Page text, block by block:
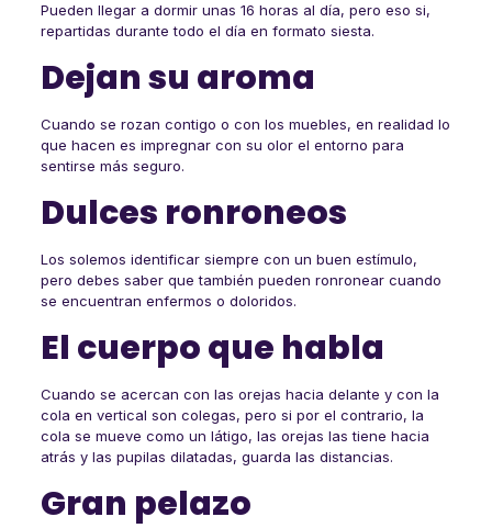
Pueden llegar a dormir unas 16 horas al día, pero eso si,
repartidas durante todo el día en formato siesta.
Dejan su aroma
Cuando se rozan contigo o con los muebles, en realidad lo
que hacen es impregnar con su olor el entorno para
sentirse más seguro.
Dulces ronroneos
Los solemos identificar siempre con un buen estímulo,
pero debes saber que también pueden ronronear cuando
se encuentran enfermos o doloridos.
El cuerpo que habla
Cuando se acercan con las orejas hacia delante y con la
cola en vertical son colegas, pero si por el contrario, la
cola se mueve como un látigo, las orejas las tiene hacia
atrás y las pupilas dilatadas, guarda las distancias.
Gran pelazo